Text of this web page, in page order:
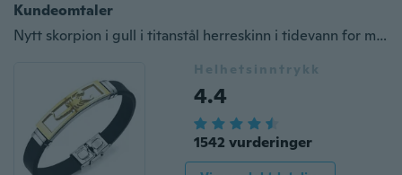
Kundeomtaler
Nytt skorpion i gull i titanstål herreskinn i tidevann for menns personlighetstilbehør
Helhetsinntrykk
4.4
1542 vurderinger